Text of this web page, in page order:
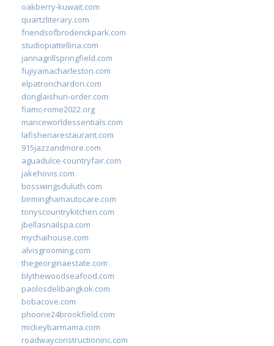
oakberry-kuwait.com
quartzliterary.com
friendsofbroderickpark.com
studiopiattellina.com
jannagrillspringfield.com
fujiyamacharleston.com
elpatronchardon.com
donglaishun-order.com
fiamc-rome2022.org
mariceworldessentials.com
lafisheriarestaurant.com
915jazzandmore.com
aguadulce-countryfair.com
jakehovis.com
bosswingsduluth.com
birminghamautocare.com
tonyscountrykitchen.com
jbellasnailspa.com
mychaihouse.com
alvisgrooming.com
thegeorginaestate.com
blythewoodseafood.com
paolosdelibangkok.com
bobacove.com
phoone24brookfield.com
mickeybarmama.com
roadwayconstructioninc.com